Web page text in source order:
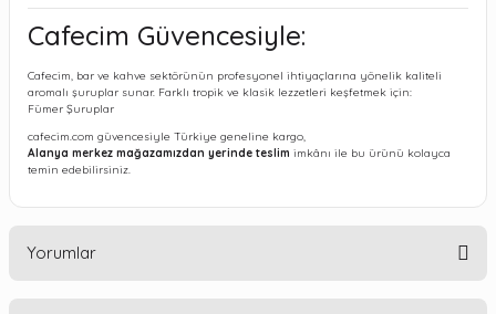
Cafecim Güvencesiyle:
Cafecim, bar ve kahve sektörünün profesyonel ihtiyaçlarına yönelik kaliteli
aromalı şuruplar sunar. Farklı tropik ve klasik lezzetleri keşfetmek için:
Fümer Şuruplar
cafecim.com güvencesiyle Türkiye geneline kargo,
Alanya merkez mağazamızdan yerinde teslim imkânı ile bu ürünü kolayca
temin edebilirsiniz.
Yorumlar